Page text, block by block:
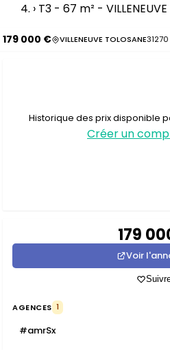
› T3 - 67 m² -
179 000 € VILLENEUVE TOLOSANE31270
Historique des prix disponible
Créer un
179
Voir
AGENCES 1
#amrSx